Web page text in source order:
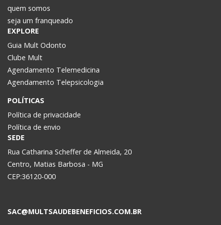
quem somos
seja um franqueado
EXPLORE
Guia Mult Odonto
Clube Mult
Agendamento Telemedicina
Agendamento Telepsicologia
POLÍTICAS
Política de privacidade
Política de envio
SEDE
Rua Catharina Scheffer de Almeida, 20
Centro, Matias Barbosa - MG
CEP:36120-000
SAC@MULTSAUDEBENEFICIOS.COM.BR